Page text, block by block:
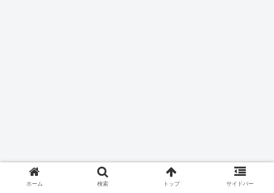
ホーム 検索 トップ サイドバー